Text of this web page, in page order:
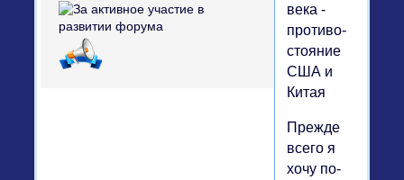
века -
про­ти­во­
сто­я­ние
США и
Китая
Прежде
всего я
хочу по­